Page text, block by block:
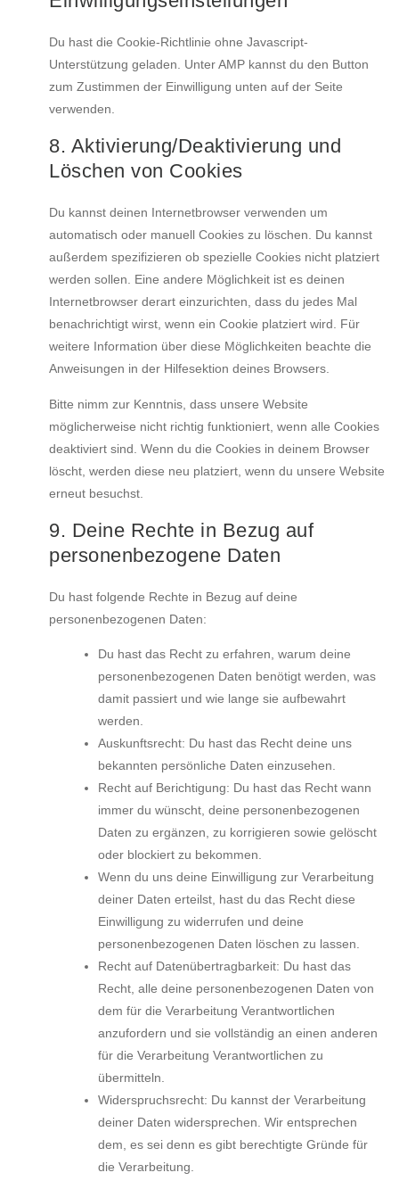
Du hast die Cookie-Richtlinie ohne Javascript-
Unterstützung geladen. Unter AMP kannst du den Button
zum Zustimmen der Einwilligung unten auf der Seite
verwenden.
8. Aktivierung/Deaktivierung und
Löschen von Cookies
Du kannst deinen Internetbrowser verwenden um
automatisch oder manuell Cookies zu löschen. Du kannst
außerdem spezifizieren ob spezielle Cookies nicht platziert
werden sollen. Eine andere Möglichkeit ist es deinen
Internetbrowser derart einzurichten, dass du jedes Mal
benachrichtigt wirst, wenn ein Cookie platziert wird. Für
weitere Information über diese Möglichkeiten beachte die
Anweisungen in der Hilfesektion deines Browsers.
Bitte nimm zur Kenntnis, dass unsere Website
möglicherweise nicht richtig funktioniert, wenn alle Cookies
deaktiviert sind. Wenn du die Cookies in deinem Browser
löscht, werden diese neu platziert, wenn du unsere Website
erneut besuchst.
9. Deine Rechte in Bezug auf
personenbezogene Daten
Du hast folgende Rechte in Bezug auf deine
personenbezogenen Daten:
Du hast das Recht zu erfahren, warum deine
personenbezogenen Daten benötigt werden, was
damit passiert und wie lange sie aufbewahrt
werden.
Auskunftsrecht: Du hast das Recht deine uns
bekannten persönliche Daten einzusehen.
Recht auf Berichtigung: Du hast das Recht wann
immer du wünscht, deine personenbezogenen
Daten zu ergänzen, zu korrigieren sowie gelöscht
oder blockiert zu bekommen.
Wenn du uns deine Einwilligung zur Verarbeitung
deiner Daten erteilst, hast du das Recht diese
Einwilligung zu widerrufen und deine
personenbezogenen Daten löschen zu lassen.
Recht auf Datenübertragbarkeit: Du hast das
Recht, alle deine personenbezogenen Daten von
dem für die Verarbeitung Verantwortlichen
anzufordern und sie vollständig an einen anderen
für die Verarbeitung Verantwortlichen zu
übermitteln.
Widerspruchsrecht: Du kannst der Verarbeitung
deiner Daten widersprechen. Wir entsprechen
dem, es sei denn es gibt berechtigte Gründe für
die Verarbeitung.